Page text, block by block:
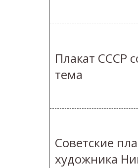
Плакат СССР
тема
Советские
художника